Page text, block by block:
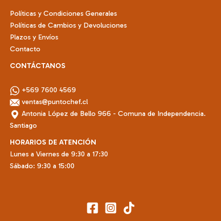
producto
Políticas y Condiciones Generales
Políticas de Cambios y Devoluciones
Plazos y Envíos
Contacto
CONTÁCTANOS
+569 7600 4569
ventas@puntochef.cl
Antonia López de Bello 966 - Comuna de Independencia.
Santiago
HORARIOS DE ATENCIÓN
Lunes a Viernes de 9:30 a 17:30
Sábado: 9:30 a 15:00